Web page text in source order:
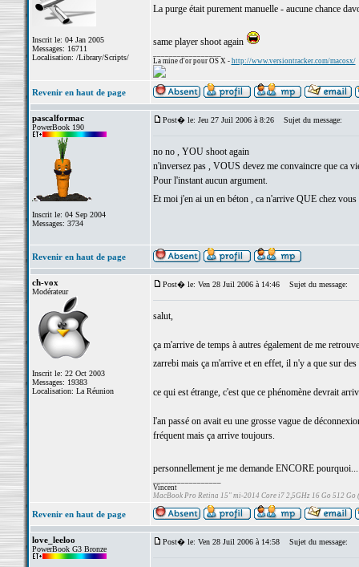
Inscrit le: 04 Jan 2005
Messages: 16711
Localisation: /Library/Scripts/
La purge était purement manuelle - aucune chance
same player shoot again
La mine d'or pour OS X - http://www.versiontracker.com/macosx/
Revenir en haut de page
pascalformac
PowerBook 190
Inscrit le: 04 Sep 2004
Messages: 3734
Post� le: Jeu 27 Juil 2006 à 8:26 Sujet du message:
no no , YOU shoot again
n'inversez pas , VOUS devez me convaincre que ca
Pour l'instant aucun argument.
Et moi j'en ai un en béton , ca n'arrive QUE chez vous
Revenir en haut de page
ch-vox
Modérateur
Inscrit le: 22 Oct 2003
Messages: 19383
Localisation: La Réunion
Post� le: Ven 28 Juil 2006 à 14:46 Sujet du message:
salut,
ça m'arrive de temps à autres également de me
zarrebi mais ça m'arrive et en effet, il n'y a que sur
ce qui est étrange, c'est que ce phénomène devrait
l'an passé on avait eu une grosse vague de
fréquent mais ça arrive toujours.
personnellement je me demande ENCORE
Vincent
MacBook Pro Retina 15" mi-2014 Core i7 2,5GHz 16 Go 512 Go
Revenir en haut de page
love_leeloo
PowerBook G3 Bronze
Post� le: Ven 28 Juil 2006 à 14:58 Sujet du message: